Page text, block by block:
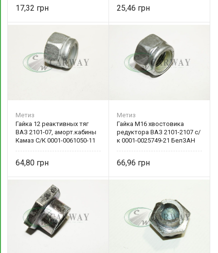
17,32 25,46
Метиз
Гайка 12 реактивных тяг
ВАЗ 2101-07, аморт.кабины
Камаз С/К 0001-0061050-11
64,80
Метиз
Гайка М16 хвостовика
редуктора ВАЗ 2101-2107 с/
к 0001-0025749-21 БелЗАН
66,96